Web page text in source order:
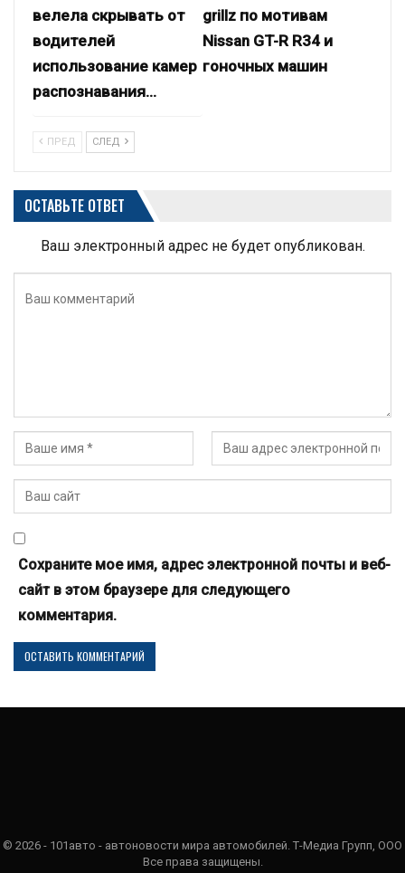
велела скрывать от
водителей
использование камер
распознавания…
grillz по мотивам
Nissan GT-R R34 и
гоночных машин
ПРЕД СЛЕД
ОСТАВЬТЕ ОТВЕТ
Ваш электронный адрес не будет опубликован.
Сохраните мое имя, адрес электронной почты и веб-
сайт в этом браузере для следующего
комментария.
© 2026 - 101авто - автоновости мира автомобилей. Т-Медиа Групп, ООО
Все права защищены.